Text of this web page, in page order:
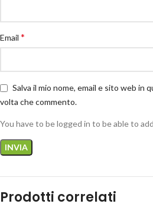
Email *
Salva il mio nome, email e sito web in
volta che commento.
You have to be logged in to be able to
Prodotti correlati